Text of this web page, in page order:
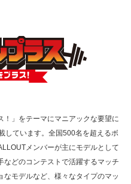
オ番組「ONE MORNING」
！」をテーマにマニアックな要望に
しています。全国500名を超えるボ
メンバーが主にモデルとして
どのコンテストで活躍するマッチ
なモデルなど、様々なタイプのマッ